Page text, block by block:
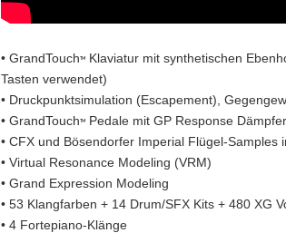
• GrandTouch TM
Klaviatur mit synthetischen
Tasten verwendet)
• Druckpunktsimulation (Escapement),
• GrandTouch
TM
Pedale mit GP Response
• CFX und Bösendorfer Imperial Flügel-Samples
• Virtual Resonance Modeling (VRM)
• Grand Expression Modeling
• 53 Klangfarben + 14 Drum/SFX Kits + 480 XG
• 4 Fortepiano-Klänge